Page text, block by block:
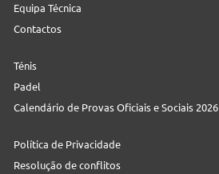
Equipa Técnica
Contactos
Ténis
Padel
Calendário de Provas Oficiais e Sociais 2026
Política de Privacidade
Resolução de conflitos